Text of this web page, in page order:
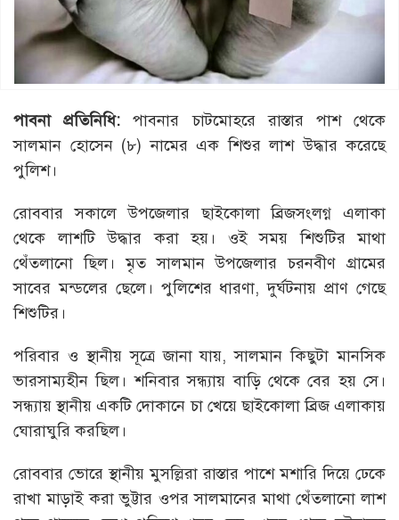
পাবনা প্রতিনিধি: পাবনার চাটমোহরে রাস্তার পাশ থেকে
সালমান হোসেন (৮) নামের এক শিশুর লাশ উদ্ধার করেছে
পুলিশ।
রোববার সকালে উপজেলার ছাইকোলা ব্রিজসংলগ্ন এলাকা
থেকে লাশটি উদ্ধার করা হয়। ওই সময় শিশুটির মাথা
থেঁতলানো ছিল। মৃত সালমান উপজেলার চরনবীণ গ্রামের
সাবের মন্ডলের ছেলে। পুলিশের ধারণা, দুর্ঘটনায় প্রাণ গেছে
শিশুটির।
পরিবার ও স্থানীয় সূত্রে জানা যায়, সালমান কিছুটা মানসিক
ভারসাম্যহীন ছিল। শনিবার সন্ধ্যায় বাড়ি থেকে বের হয় সে।
সন্ধ্যায় স্থানীয় একটি দোকানে চা খেয়ে ছাইকোলা ব্রিজ এলাকায়
ঘোরাঘুরি করছিল।
রোববার ভোরে স্থানীয় মুসল্লিরা রাস্তার পাশে মশারি দিয়ে ঢেকে
রাখা মাড়াই করা ভুট্টার ওপর সালমানের মাথা থেঁতলানো লাশ